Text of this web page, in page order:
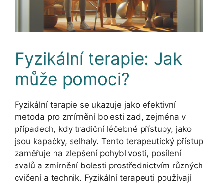
Fyzikální terapie: Jak
může pomoci?
Fyzikální terapie se ukazuje jako efektivní
metoda pro zmírnění bolesti zad, zejména v
případech, kdy tradiční léčebné přístupy, jako
jsou kapačky, selhaly. Tento terapeutický přístup
zaměřuje na zlepšení pohyblivosti, posílení
svalů a zmírnění bolesti prostřednictvím různých
cvičení a technik. Fyzikální terapeuti používají